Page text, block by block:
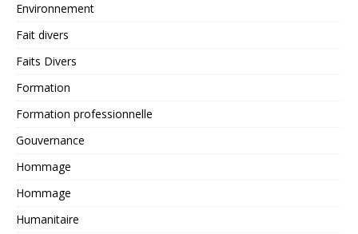
Environnement
Fait divers
Faits Divers
Formation
Formation professionnelle
Gouvernance
Hommage
Hommage
Humanitaire